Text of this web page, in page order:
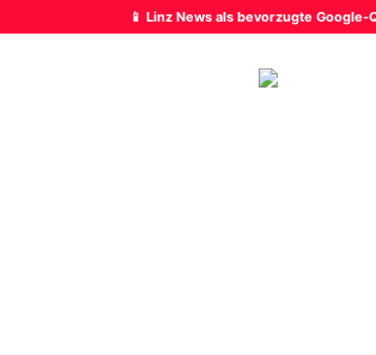
📱 Linz News als bevorzugte Google-